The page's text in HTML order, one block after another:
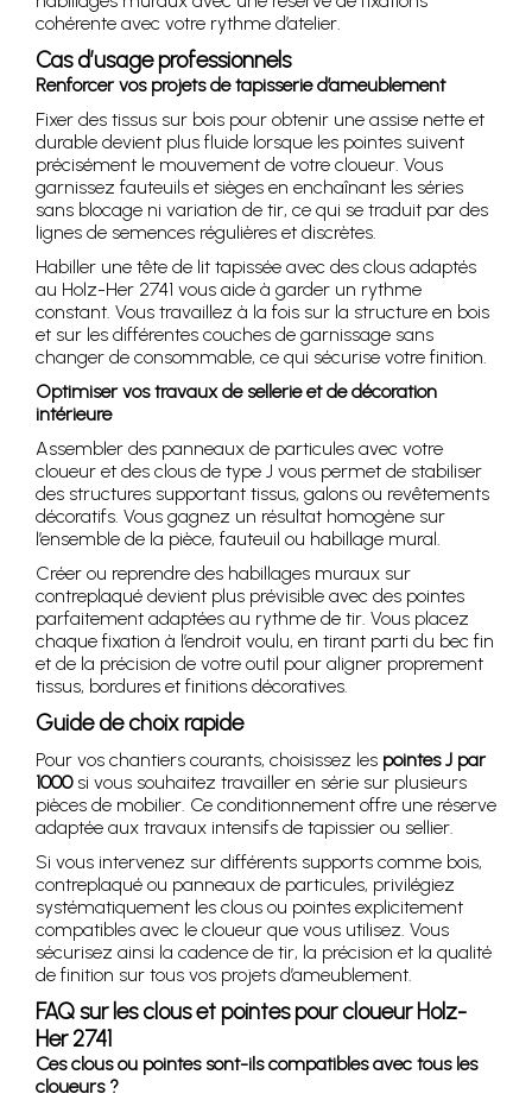
cohérente avec votre rythme d’atelier.
Cas d’usage professionnels
Renforcer vos projets de tapisserie d’ameublement
Fixer des tissus sur bois pour obtenir une assise nette et
durable devient plus fluide lorsque les pointes suivent
précisément le mouvement de votre cloueur. Vous
garnissez fauteuils et sièges en enchaînant les séries
sans blocage ni variation de tir, ce qui se traduit par des
lignes de semences régulières et discrètes.
Habiller une tête de lit tapissée avec des clous adaptés
au Holz-Her 2741 vous aide à garder un rythme
constant. Vous travaillez à la fois sur la structure en bois
et sur les différentes couches de garnissage sans
changer de consommable, ce qui sécurise votre finition.
Optimiser vos travaux de sellerie et de décoration
intérieure
Assembler des panneaux de particules avec votre
cloueur et des clous de type J vous permet de stabiliser
des structures supportant tissus, galons ou revêtements
décoratifs. Vous gagnez un résultat homogène sur
l’ensemble de la pièce, fauteuil ou habillage mural.
Créer ou reprendre des habillages muraux sur
contreplaqué devient plus prévisible avec des pointes
parfaitement adaptées au rythme de tir. Vous placez
chaque fixation à l’endroit voulu, en tirant parti du bec fin
et de la précision de votre outil pour aligner proprement
tissus, bordures et finitions décoratives.
Guide de choix rapide
Pour vos chantiers courants, choisissez les pointes J par
1000si vous souhaitez travailler en série sur plusieurs
pièces de mobilier. Ce conditionnement offre une réserve
adaptée aux travaux intensifs de tapissier ou sellier.
Si vous intervenez sur différents supports comme bois,
contreplaqué ou panneaux de particules, privilégiez
systématiquement les clous ou pointes explicitement
compatibles avec le cloueur que vous utilisez. Vous
sécurisez ainsi la cadence de tir, la précision et la qualité
de finition sur tous vos projets d’ameublement.
FAQ sur les clous et pointes pour cloueur Holz-
Her 2741
Ces clous ou pointes sont-ils compatibles avec tous les
cloueurs ?